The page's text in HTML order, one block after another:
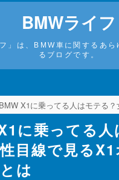
BMWライフ
」は、BMW車に関するあ
るブログです。
BMW X1に乗ってる人はモテる
に乗ってる人
目線で見る
は